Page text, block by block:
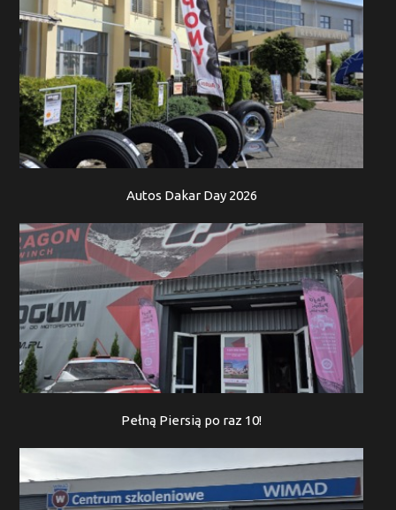
Autos Dakar Day 2026
Pełną Piersią po raz 10!